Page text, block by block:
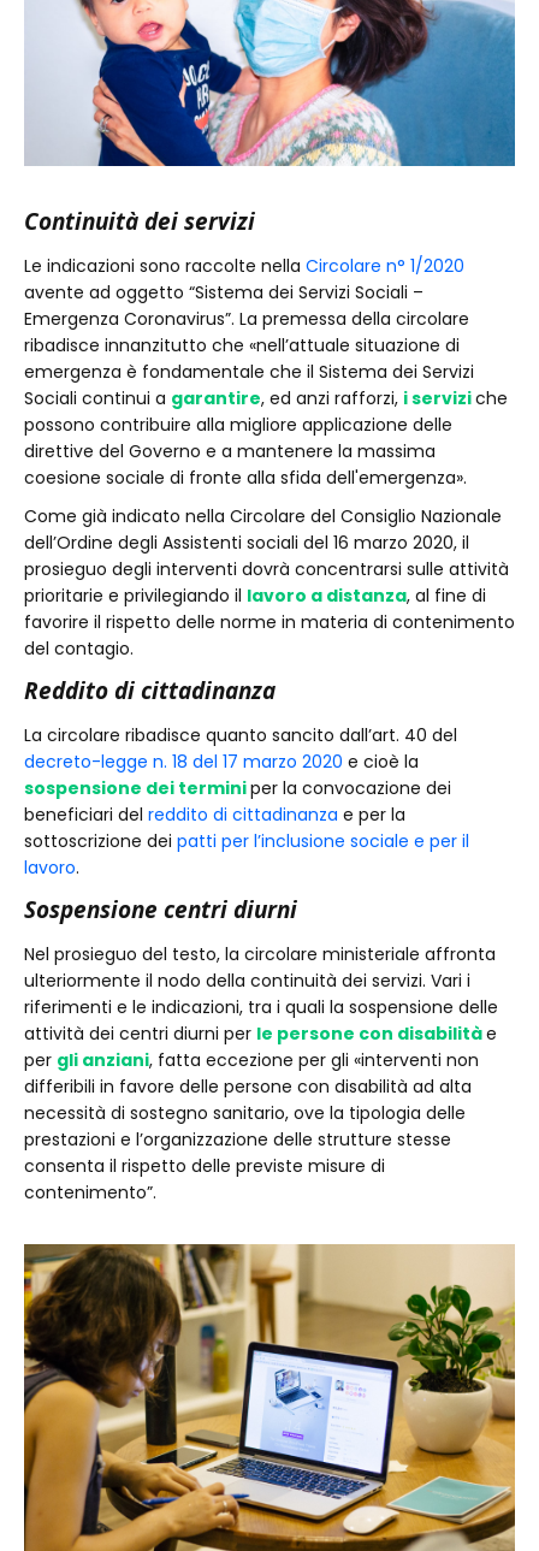
Continuità dei servizi
Le indicazioni sono raccolte nella Circolare n° 1/2020
avente ad oggetto “Sistema dei Servizi Sociali –
Emergenza Coronavirus”. La premessa della circolare
ribadisce innanzitutto che «nell’attuale situazione di
emergenza è fondamentale che il Sistema dei Servizi
Sociali continui a garantire, ed anzi rafforzi, i serviziche
possono contribuire alla migliore applicazione delle
direttive del Governo e a mantenere la massima
coesione sociale di fronte alla sfida dell'emergenza».
Come già indicato nella Circolare del Consiglio Nazionale
dell’Ordine degli Assistenti sociali del 16 marzo 2020, il
prosieguo degli interventi dovrà concentrarsi sulle attività
prioritarie e privilegiando il lavoro a distanza, al fine di
favorire il rispetto delle norme in materia di contenimento
del contagio.
Reddito di cittadinanza
La circolare ribadisce quanto sancito dall’art. 40 del
decreto-legge n. 18 del 17 marzo 2020 e cioè la
sospensione dei terminiper la convocazione dei
beneficiari del reddito di cittadinanza e per la
sottoscrizione dei patti per l’inclusione sociale e per il
lavoro.
Sospensione centri diurni
Nel prosieguo del testo, la circolare ministeriale affronta
ulteriormente il nodo della continuità dei servizi. Vari i
riferimenti e le indicazioni, tra i quali la sospensione delle
attività dei centri diurni per le persone con disabilitàe
per gli anziani, fatta eccezione per gli «interventi non
differibili in favore delle persone con disabilità ad alta
necessità di sostegno sanitario, ove la tipologia delle
prestazioni e l’organizzazione delle strutture stesse
consenta il rispetto delle previste misure di
contenimento”.